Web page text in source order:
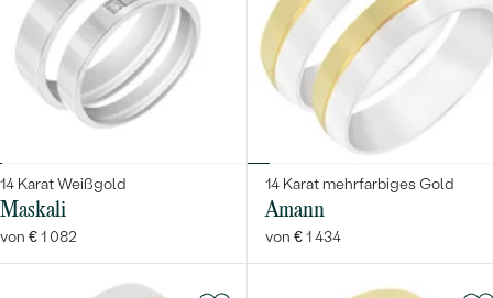
14 Karat Weißgold
Maskali
von € 1 082
14 Karat mehrfarbiges Gold
Amann
von € 1 434